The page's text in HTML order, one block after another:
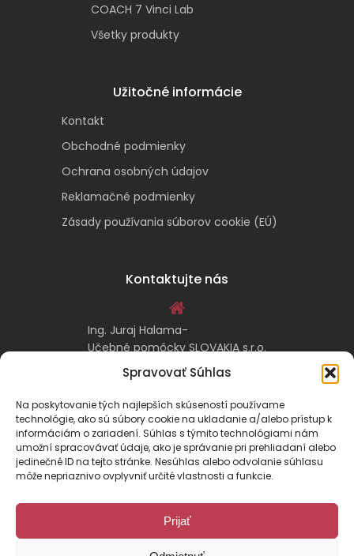
Spravovať Súhlas
Na poskytovanie tých najlepších skúseností používame
technológie, ako sú súbory cookie na ukladanie a/alebo prístup k
informáciám o zariadení. Súhlas s týmito technológiami nám
umožní spracovávať údaje, ako je správanie pri prehliadaní alebo
jedinečné ID na tejto stránke. Nesúhlas alebo odvolanie súhlasu
môže nepriaznivo ovplyvniť určité vlastnosti a funkcie.
Prijať
COACH 7 Vinci Lab
Všetky produkty
Užitočné informácie
Kontakt
Obchodné podmienky
Ochrana osobných údajov
Reklamačné podmienky
Zásady používania súborov cookie (EÚ)
Kontaktujte nás
Ing. Juraj Halama-
Učebné pomôcky SLOVAKIA s.r.o.
Malachovská 17/A
974 05 Banská Bystrica
kontakt@ucebnepomockyslovakia.sk
0917 797 357, 048/410 18 88